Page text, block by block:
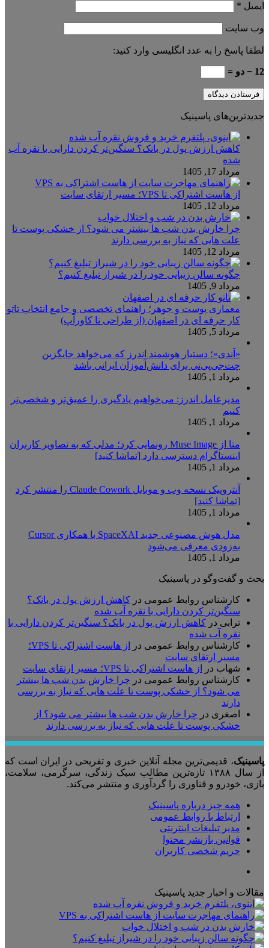
ایمیل *
وب‌ سایت
لطفا پاسخ را به عدد انگلیسی وارد کنید:
12 − دو =
جدیدترین‌های پاسینیک
کاهش ارزش پول در بانک؟ سنگین‌تر کردن دارایی با نقره آب
شده
مرداد 17, 1405
از هاست اشتراکی تا VPS؛ مسیر ارتقای سایت
مرداد 12, 1405
چرا خارش بدن شب ها بیشتر می شود؟ از خشکی پوست تا
علت هایی که نیاز به بررسی دارند
مرداد 12, 1405
چگونه سالن زیبایی خود را در شیراز تبلیغ کنیم؟
مرداد 9, 1405
معماری پوست و جوهر؛ راهنمای تخصصی و جامع انتخاب تاتو
کار حرفه ای در اصفهان (از طراحی تا کاورآپ)
مرداد 5, 1405
«اَندی»؛ دستیار هوشمند اندرز که می‌خواهد جایگزین
چت‌جی‌پی‌تی برای دانش‌آموزان ایرانی باشد
مرداد 1, 1405
مدیرعامل اندرز: می‌خواهیم یادگیری را عمیق‌تر و شخصی‌تر
کنیم
مرداد 1, 1405
متا از Muse Image رونمایی کرد؛ مدلی که به تصاویر کاربران
اینستاگرام دسترسی دارد [تماشا کنید]
مرداد 1, 1405
آنتروپیک نسخه وب و موبایل Claude Cowork را منتشر کرد
[تماشا کنید]
مرداد 1, 1405
مدل هوش مصنوعی جدید SpaceXAI با همکاری Cursor
به‌زودی معرفی می‌شود
مرداد 1, 1405
بحث و گفت‌وگو در پاسینیک
کارشناس روابط عمومی در کاهش ارزش پول در بانک؟
سنگین‌تر کردن دارایی با نقره آب شده
ترابی در کاهش ارزش پول در بانک؟ سنگین‌تر کردن دارایی با
نقره آب شده
کارشناس روابط عمومی در
از هاست اشتراکی تا VPS؛
مسیر ارتقای سایت
شهاب در
از هاست اشتراکی تا VPS؛ مسیر ارتقای سایت
کارشناس روابط عمومی در چرا خارش بدن شب ها بیشتر
می شود؟ از خشکی پوست تا علت هایی که نیاز به بررسی
دارند
اصغری در چرا خارش بدن شب ها بیشتر می شود؟ از
خشکی پوست تا علت هایی که نیاز به بررسی دارند
پاسینیک، قدیمی‌ترین مجله آنلاین خبری و تفریحی در ایران است که
از سال ۱۳۸۸ تازه‌ترین مطالب سبک زندگی، سرگرمی، سلامت،
بازی، خودرو و فناوری را گردآوری و منتشر می‌کند.
همه چیز درباره پاسینیک
ارتباط با روابط عمومی
مدیر تبلیغات اینترنتی
قوانین بازنشر محتوا
حریم شخصی کاربران
مقالات و اخبار جدید پاسینیک